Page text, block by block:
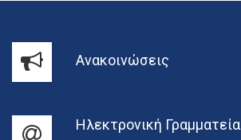
Ανακοινώσεις
Ηλεκτρονική Γραμματεία